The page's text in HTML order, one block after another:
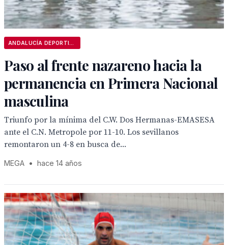
Paso al frente nazareno hacia la
permanencia en Primera Nacional
masculina
Triunfo por la mínima del C.W. Dos Hermanas-EMASESA
ante el C.N. Metropole por 11-10. Los sevillanos
remontaron un 4-8 en busca de...
MEGA • hace 14 años